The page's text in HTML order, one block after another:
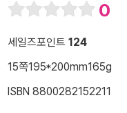
0
세일즈포인트 124
15쪽195*200mm165g
ISBN 8800282152211